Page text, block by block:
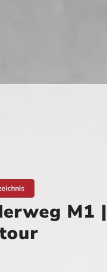
M1 |